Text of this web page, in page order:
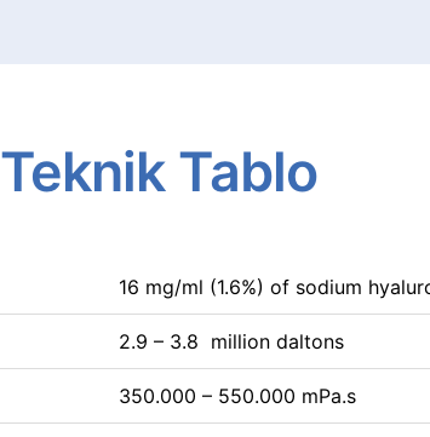
Teknik Tablo
16 mg/ml (1.6%) of sodium
2.9 – 3.8 million daltons
350.000 – 550.000 mPa.s